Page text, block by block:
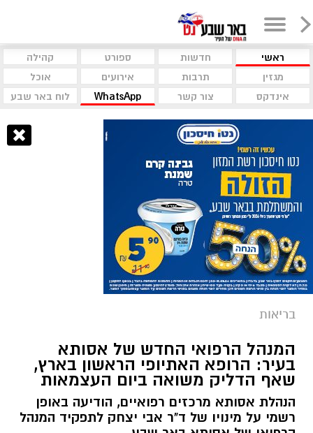
ראשי חדשות ספורט
קהילה
מגזין
תרבות אירועים
אוכל
אינדקס
צור קשר WhatsApp לוח באר שבע
בריאות
המנהל הרפואי החדש של אסותא
בעיר: הרופא האתיופי הראשון בארץ,
שאף הדליק משואה ביום העצמאות
הנהלת אסותא מרכזים רפואיים, הודיעה באופן
רשמי על מינויו של ד"ר אבי יצחק לתפקיד המנהל